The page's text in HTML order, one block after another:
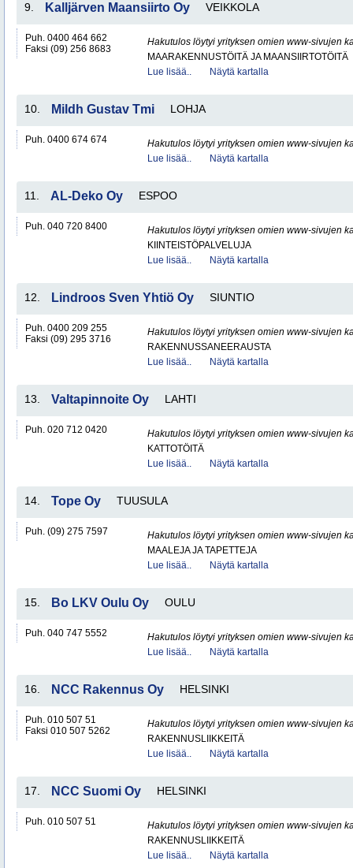
9. Kalljärven Maansiirto Oy VEIKKOLA
Puh. 0400 464 662
Faksi (09) 256 8683
Hakutulos löytyi yrityksen omien www-sivujen
MAARAKENNUSTÖITÄ JA MAANSIIRTOTÖITÄ
Lue lisää..
Näytä kartalla
10. Mildh Gustav Tmi LOHJA
Puh. 0400 674 674
Hakutulos löytyi yrityksen omien www-sivujen
Lue lisää..
Näytä kartalla
11. AL-Deko Oy ESPOO
Puh. 040 720 8400
Hakutulos löytyi yrityksen omien www-sivujen
KIINTEISTÖPALVELUJA
Lue lisää..
Näytä kartalla
12. Lindroos Sven Yhtiö Oy SIUNTIO
Puh. 0400 209 255
Faksi (09) 295 3716
Hakutulos löytyi yrityksen omien www-sivujen
RAKENNUSSANEERAUSTA
Lue lisää..
Näytä kartalla
13. Valtapinnoite Oy LAHTI
Puh. 020 712 0420
Hakutulos löytyi yrityksen omien www-sivujen
KATTOTÖITÄ
Lue lisää..
Näytä kartalla
14. Tope Oy TUUSULA
Puh. (09) 275 7597
Hakutulos löytyi yrityksen omien www-sivujen
MAALEJA JA TAPETTEJA
Lue lisää..
Näytä kartalla
15. Bo LKV Oulu Oy OULU
Puh. 040 747 5552
Hakutulos löytyi yrityksen omien www-sivujen
Lue lisää..
Näytä kartalla
16. NCC Rakennus Oy HELSINKI
Puh. 010 507 51
Faksi 010 507 5262
Hakutulos löytyi yrityksen omien www-sivujen
RAKENNUSLIIKKEITÄ
Lue lisää..
Näytä kartalla
17. NCC Suomi Oy HELSINKI
Puh. 010 507 51
Hakutulos löytyi yrityksen omien www-sivujen
RAKENNUSLIIKKEITÄ
Lue lisää..
Näytä kartalla